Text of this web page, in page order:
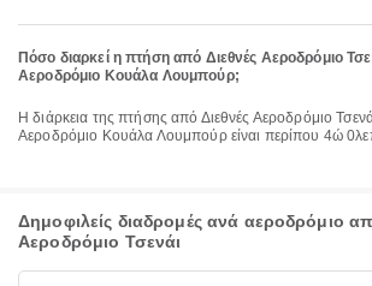
Πόσο διαρκεί η πτήση από Διεθνές Αεροδρόμιο
Αεροδρόμιο Κουάλα Λουμπούρ;
Η διάρκεια της πτήσης από Διεθνές Αεροδρόμιο Τσενάι έως Διεθνές
Αεροδρόμιο Κουάλα Λουμπούρ είναι περίπου 4ώ
Δημοφιλείς διαδρομές ανά αεροδρόμιο
Αεροδρόμιο Τσενάι